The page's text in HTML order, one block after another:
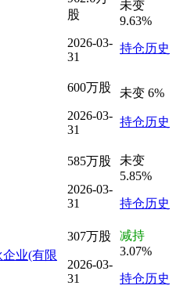
股
2026-03-
31
未变
9.63%
持仓历史
600万股
2026-03-
31
未变 6%
持仓历史
585万股
2026-03-
31
未变
5.85%
持仓历史
业(有限
307万股
2026-03-
31
减持
3.07%
持仓历史